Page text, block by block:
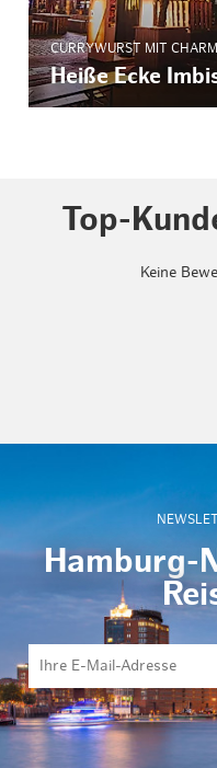
CURRYWURST MIT
Heiße Ecke
Top-
Keine
Hamburg-